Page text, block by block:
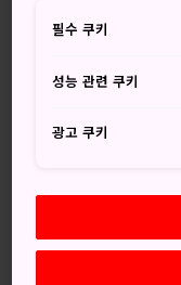
다양한 여
푸역
벳푸역에서는 버스
벳푸역은 닛포 본선
필수 쿠키
성능 관련 쿠키
광고 쿠키